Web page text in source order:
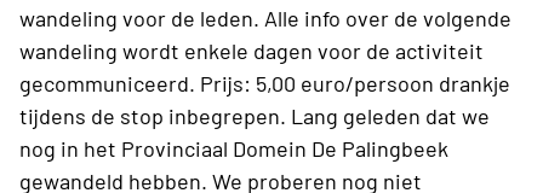
wandeling voor de leden. Alle info over de volgende
wandeling wordt enkele dagen voor de activiteit
gecommuniceerd. Prijs: 5,00 euro/persoon drankje
tijdens de stop inbegrepen. Lang geleden dat we
nog in het Provinciaal Domein De Palingbeek
gewandeld hebben. We proberen nog niet